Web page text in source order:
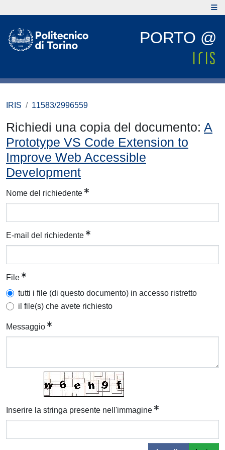
PORTO @
IRIS 11583/2996559
Richiedi una copia del documento: A
Prototype VS Code Extension to
Improve Web Accessible
Development
Nome del richiedente
E-mail del richiedente
File
tutti i file (di questo documento) in accesso ristretto
il file(s) che avete richiesto
Messaggio
Inserire la stringa presente nell'immagine